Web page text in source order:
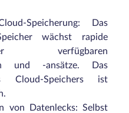
Speicherung: Das
wächst rapide
verfügbaren
und -ansätze. Das
Cloud-Speichers ist
von Datenlecks: Selbst